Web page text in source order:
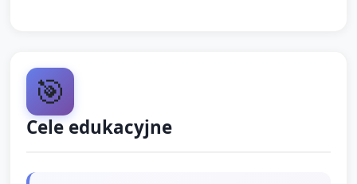
🎯
Cele edukacyjne